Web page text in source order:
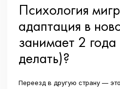
Психология
адаптация в
занимает 2
делать)?
Переезд в другую страну —